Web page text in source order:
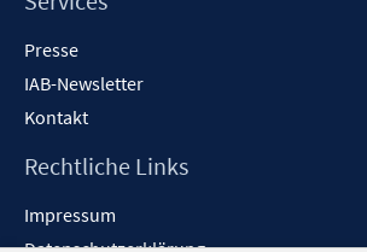
Presse
IAB-Newsletter
Kontakt
Rechtliche Links
Impressum